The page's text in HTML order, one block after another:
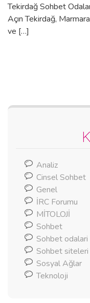
Tekirdağ Sohbet
Açın Tekirdağ,
ve […]
Analiz
Cinsel Sohbet
Genel
İRC Forumu
MİTOLOJİ
Sohbet
Sohbet odalari
Sohbet siteleri
Sosyal Ağlar
Teknoloji